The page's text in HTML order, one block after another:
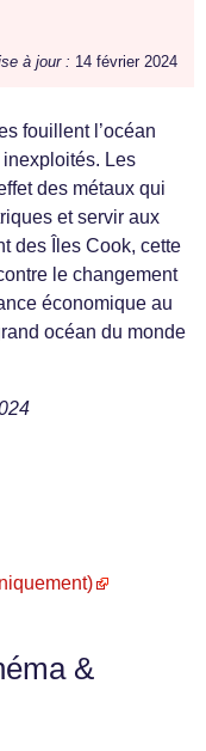
à jour : 14 février 2024
fouillent l’océan
Les
des métaux qui
et servir aux
des Îles Cook, cette
le changement
économique au
océan du monde
&